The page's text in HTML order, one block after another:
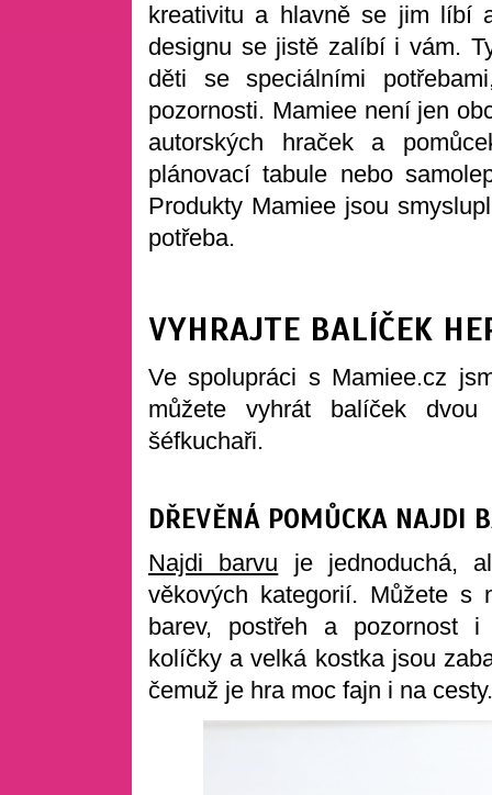
kreativitu a hlavně se jim líbí
designu se jistě zalíbí i vám.
děti se speciálními
pozornosti. Mamiee není jen
autorských hraček a
plánovací tabule nebo
Produkty Mamiee jsou
potřeba.
VYHRAJTE BALÍČEK
Ve spolupráci s Mamiee.cz
můžete vyhrát balíček
šéfkuchaři.
DŘEVĚNÁ POMŮCKA NAJDI
Najdi barvu je jednoduchá,
věkových kategorií. Můžete s
barev, postřeh a pozornost i
kolíčky a velká kostka jsou
čemuž je hra moc fajn i na cesty.